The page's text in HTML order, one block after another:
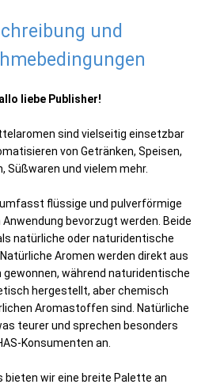
und
liebe Publisher!
sind vielseitig einsetzbar
von Getränken, Speisen,
Süßwaren und vielem mehr.
flüssige und pulverförmige
Anwendung bevorzugt werden. Beide
natürliche oder naturidentische
Aromen werden direkt aus
gewonnen, während naturidentische
hergestellt, aber chemisch
Aromastoffen sind. Natürliche
teurer und sprechen besonders
Konsumenten an.
bieten wir eine breite Palette an